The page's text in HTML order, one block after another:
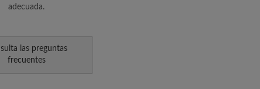
adecuada.
las preguntas
frecuentes